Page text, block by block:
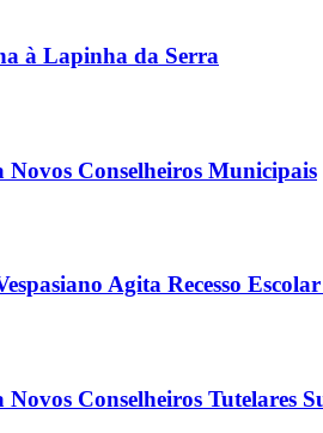
à Lapinha da Serra
Novos Conselheiros Municipais
Agita Recesso
Conselheiros Tutelares